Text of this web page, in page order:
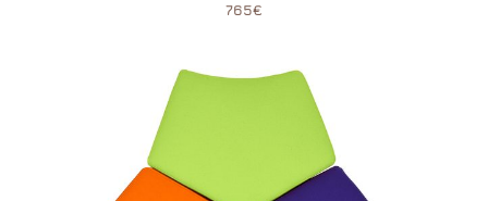
765€